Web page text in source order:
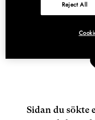
Sidan du sökte
Reject All